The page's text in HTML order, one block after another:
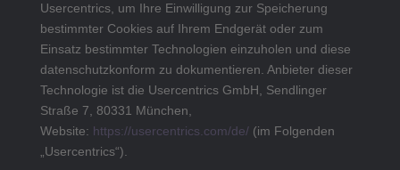
Usercentrics, um Ihre Einwilligung zur Speicherung
bestimmter Cookies auf Ihrem Endgerät oder zum
Einsatz bestimmter Technologien einzuholen und diese
datenschutzkonform zu dokumentieren. Anbieter dieser
Technologie ist die Usercentrics GmbH, Sendlinger
Straße 7, 80331 München,
Website: https://usercentrics.com/de/ (im Folgenden
„Usercentrics“).